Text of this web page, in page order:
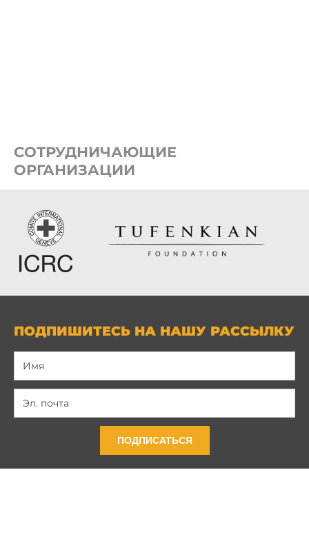
СОТРУДНИЧАЮЩИЕ
ОРГАНИЗАЦИИ
ПОДПИШИТЕСЬ НА НАШУ РАССЫЛКУ
ПОДПИСАТЬСЯ